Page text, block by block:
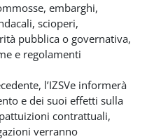
embarghi,
scioperi,
pubblica o governativa,
e regolamenti
l’IZSVe informerà
e dei suoi effetti sulla
contrattuali,
verranno